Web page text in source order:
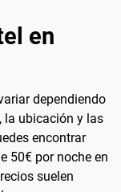
en
dependiendo
la ubicación y las
encontrar
50€ por noche en
suelen